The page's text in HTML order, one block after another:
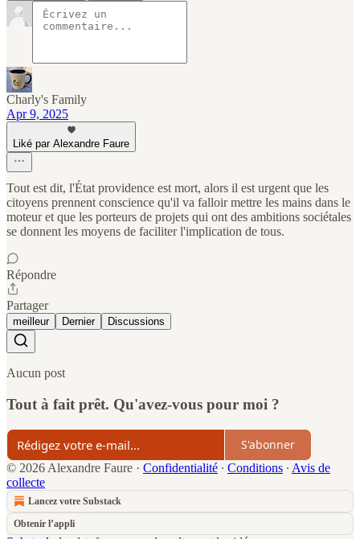
Charly's Family
Apr 9, 2025
Liké par Alexandre Faure
Tout est dit, l'État providence est mort, alors il est urgent que les
citoyens prennent conscience qu'il va falloir mettre les mains dans le
moteur et que les porteurs de projets qui ont des ambitions sociétales
se donnent les moyens de faciliter l'implication de tous.
Répondre
Partager
meilleur Dernier Discussions
Aucun post
Tout à fait prêt. Qu'avez-vous pour moi ?
S'abonner
© 2026 Alexandre Faure · Confidentialité ∙ Conditions ∙ Avis de
collecte
Lancez votre Substack
Obtenir l’appli